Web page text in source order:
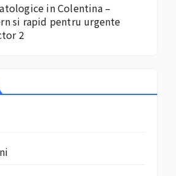
in Colentina –
si rapid pentru urgente
2